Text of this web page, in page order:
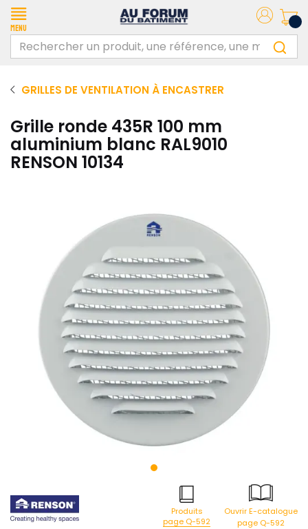
Menu
GRILLES DE VENTILATION À ENCASTRER
Grille ronde 435R 100 mm
aluminium blanc RAL9010
RENSON 10134
Produits
page Q-592
Ouvrir E-catalogue
page Q-592